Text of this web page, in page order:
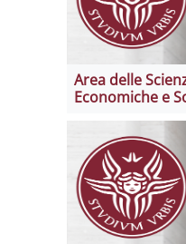
Area delle
Economiche e